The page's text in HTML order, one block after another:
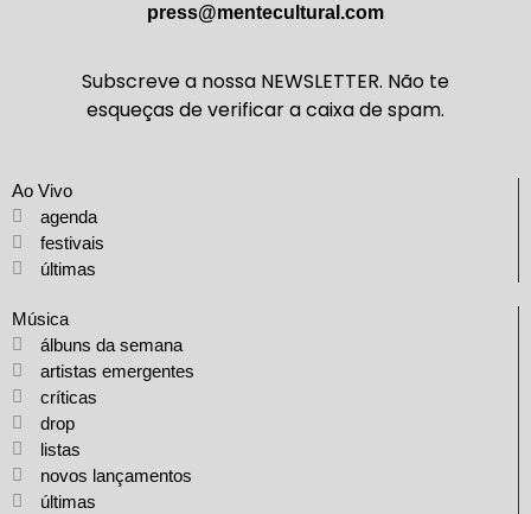
press@mentecultural.com
Subscreve a nossa NEWSLETTER. Não te
esqueças de verificar a caixa de spam.
Ao Vivo
agenda
festivais
últimas
Música
álbuns da semana
artistas emergentes
críticas
drop
listas
novos lançamentos
últimas